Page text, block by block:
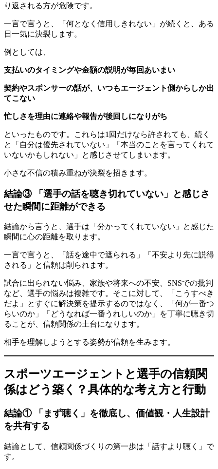
り返される方が危険です。
一言で言うと、「何となく信用しきれない」が続くと、ある
日一気に決裂します。
例としては、
支払いのタイミングや金額の説明が毎回あいまい
契約やスポンサーの話が、いつもエージェント側からしか出
てこない
忙しさを理由に連絡や報告が後回しになりがち
といったものです。これらは1回だけなら許されても、続く
と「自分は優先されていない」「本当のことを言ってくれて
いないかもしれない」と感じさせてしまいます。
小さな不信の積み重ねが決裂を招きます。
結論③ 「選手の話を聴き切れていない」と感じさ
せた瞬間に距離ができる
結論から言うと、選手は「分かってくれていない」と感じた
瞬間に心の距離を取ります。
一言で言うと、「話を途中で遮られる」「不安より先に説得
される」と信頼は削られます。
試合に出られない悩み、家族や将来への不安、SNSでの批判
など、選手の悩みは複雑です。そこに対して、「こうすべき
だよ」とすぐに解決策を提示するのではなく、「何が一番つ
らいのか」「どうなれば一番うれしいのか」を丁寧に聴き切
ることが、信頼関係の土台になります。
相手を理解しようとする姿勢が信頼を生みます。
スポーツエージェントと選手の信頼関
係はどう築く？具体的な考え方と行動
結論① 「まず聴く」を徹底し、価値観・人生設計
を共有する
結論として、信頼関係づくりの第一歩は「話すより聴く」で
す。